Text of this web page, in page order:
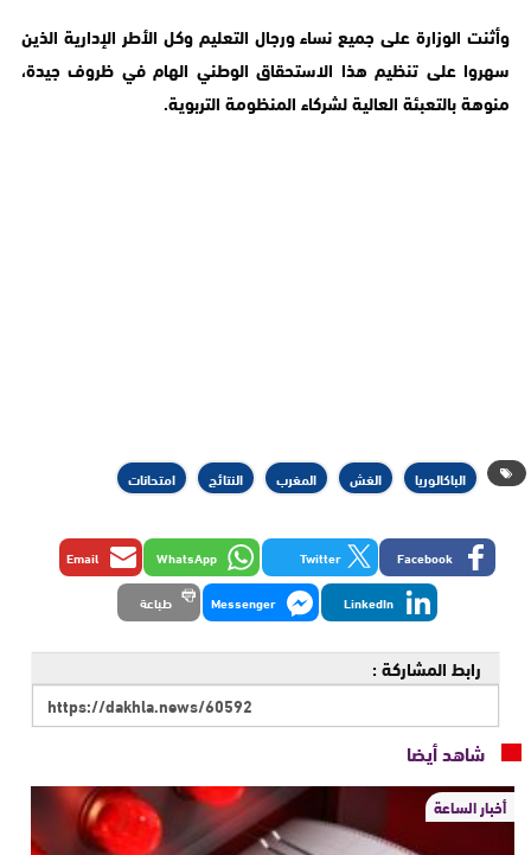
وأثنت الوزارة على جميع نساء ورجال التعليم وكل الأطر الإدارية الذين
سهروا على تنظيم هذا الاستحقاق الوطني الهام في ظروف جيدة،
منوهة بالتعبئة العالية لشركاء المنظومة التربوية.
الباكالوريا الغش المغرب النتائج امتحانات
Facebook
Twitter
WhatsApp
Email
LinkedIn
Messenger طباعة
رابط المشاركة :
شاهد أيضا
أخبار الساعة